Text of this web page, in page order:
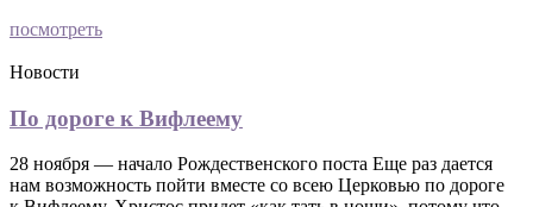
посмотреть
Новости
По дороге к Вифлеему
28 ноября — начало Рождественского поста Еще раз дается
нам возможность пойти вместе со всею Церковью по дороге